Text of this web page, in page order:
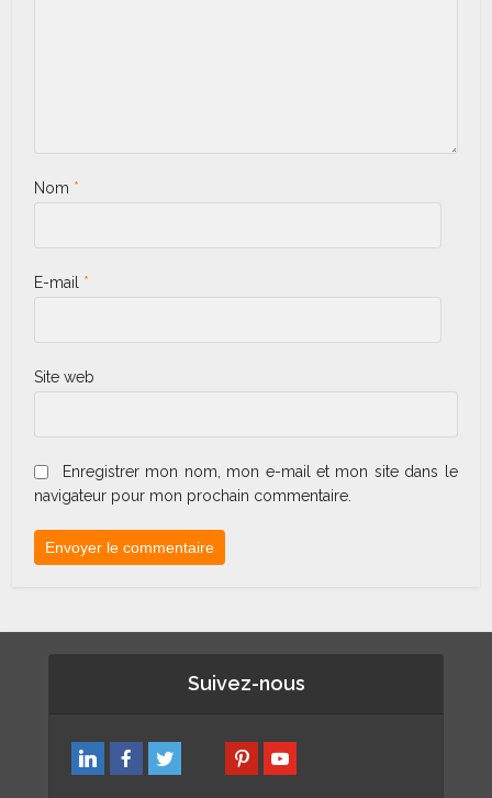
Nom *
E-mail *
Site web
Enregistrer mon nom, mon e-mail et mon site dans le
navigateur pour mon prochain commentaire.
Suivez-nous